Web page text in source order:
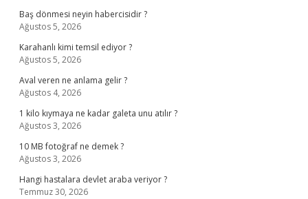
Baş dönmesi neyin habercisidir ?
Ağustos 5, 2026
Karahanlı kimi temsil ediyor ?
Ağustos 5, 2026
Aval veren ne anlama gelir ?
Ağustos 4, 2026
1 kilo kıymaya ne kadar galeta unu atılır ?
Ağustos 3, 2026
10 MB fotoğraf ne demek ?
Ağustos 3, 2026
Hangi hastalara devlet araba veriyor ?
Temmuz 30, 2026